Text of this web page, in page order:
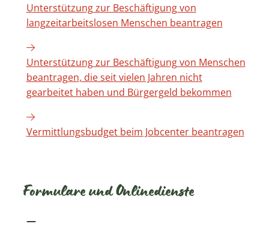
Unterstützung zur Beschäftigung von
langzeitarbeitslosen Menschen beantragen
Unterstützung zur Beschäftigung von Menschen
beantragen, die seit vielen Jahren nicht
gearbeitet haben und Bürgergeld bekommen
Vermittlungsbudget beim Jobcenter beantragen
Formulare und Onlinedienste